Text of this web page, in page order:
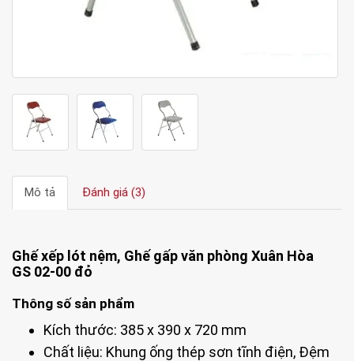
Mô tả Đánh giá (3)
Ghế xếp lót nệm, Ghế gấp văn phòng Xuân Hòa
GS 02-00 đỏ
Thông số sản phẩm
Kích thước: 385 x 390 x 720 mm
Chất liệu: Khung ống thép sơn tĩnh điện, Đệm